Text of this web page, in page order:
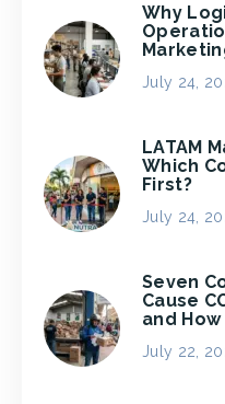
Why
July 24,
LATAM
Which
First?
July 24,
Seven
Cause
and
July 22,